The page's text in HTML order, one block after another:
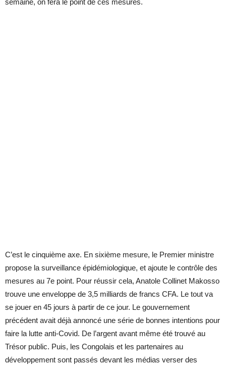
semaine, on fera le point de ces mesures.
C’est le cinquième axe. En sixième mesure, le Premier ministre
propose la surveillance épidémiologique, et ajoute le contrôle des
mesures au 7e point. Pour réussir cela, Anatole Collinet Makosso
trouve une enveloppe de 3,5 milliards de francs CFA. Le tout va
se jouer en 45 jours à partir de ce jour. Le gouvernement
précédent avait déjà annoncé une série de bonnes intentions pour
faire la lutte anti-Covid. De l’argent avant même été trouvé au
Trésor public. Puis, les Congolais et les partenaires au
développement sont passés devant les médias verser des